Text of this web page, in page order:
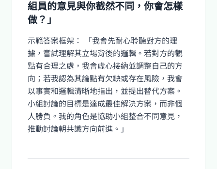
組員的意見與你截然不同，你會怎樣
做？」
示範答案框架： 「我會先耐心聆聽對方的理
據，嘗試理解其立場背後的邏輯。若對方的觀
點有合理之處，我會虛心接納並調整自己的方
向；若我認為其論點有欠缺或存在風險，我會
以事實和邏輯清晰地指出，並提出替代方案。
小組討論的目標是達成最佳解決方案，而非個
人勝負。我的角色是協助小組整合不同意見，
推動討論朝共識方向前進。」